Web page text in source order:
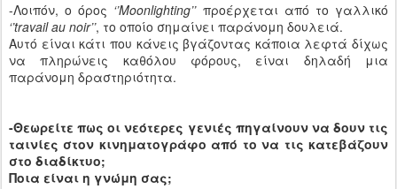
-Λοιπόν, ο όρος ‘’Moonlighting’’προέρχεται από το γαλλικό
‘’travail au noir’’, το οποίο σημαίνει παράνομη δουλειά.
Αυτό είναι κάτι που κάνεις βγάζοντας κάποια λεφτά δίχως
να πληρώνεις καθόλου φόρους, είναι δηλαδή μια
παράνομη δραστηριότητα.
-Θεωρείτε πως οι νεότερες γενιές πηγαίνουν να δουν τις
ταινίες στον κινηματογράφο από το να τις κατεβάζουν
στο διαδίκτυο;
Ποια είναι η γνώμη σας;